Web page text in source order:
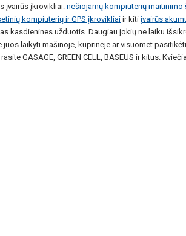
įvairūs įkrovikliai:nešiojamų kompiuterių maitinimo
kompiuterių ir GPS įkrovikliai ir kiti įvairūs
kasdienines užduotis. Daugiau jokių ne laiku
juos laikyti mašinoje, kuprinėje ar visuomet
GASAGE, GREEN CELL, BASEUS ir kitus.